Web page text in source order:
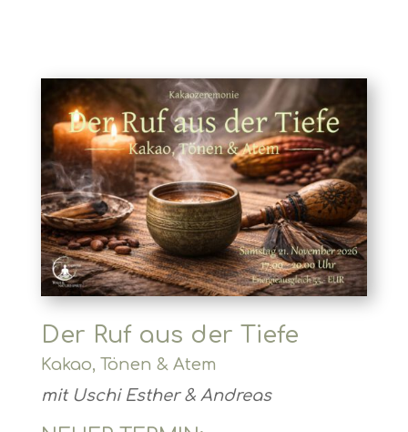
Der Ruf aus der Tiefe
Kakao, Tönen & Atem​
mit Uschi Esther & Andreas